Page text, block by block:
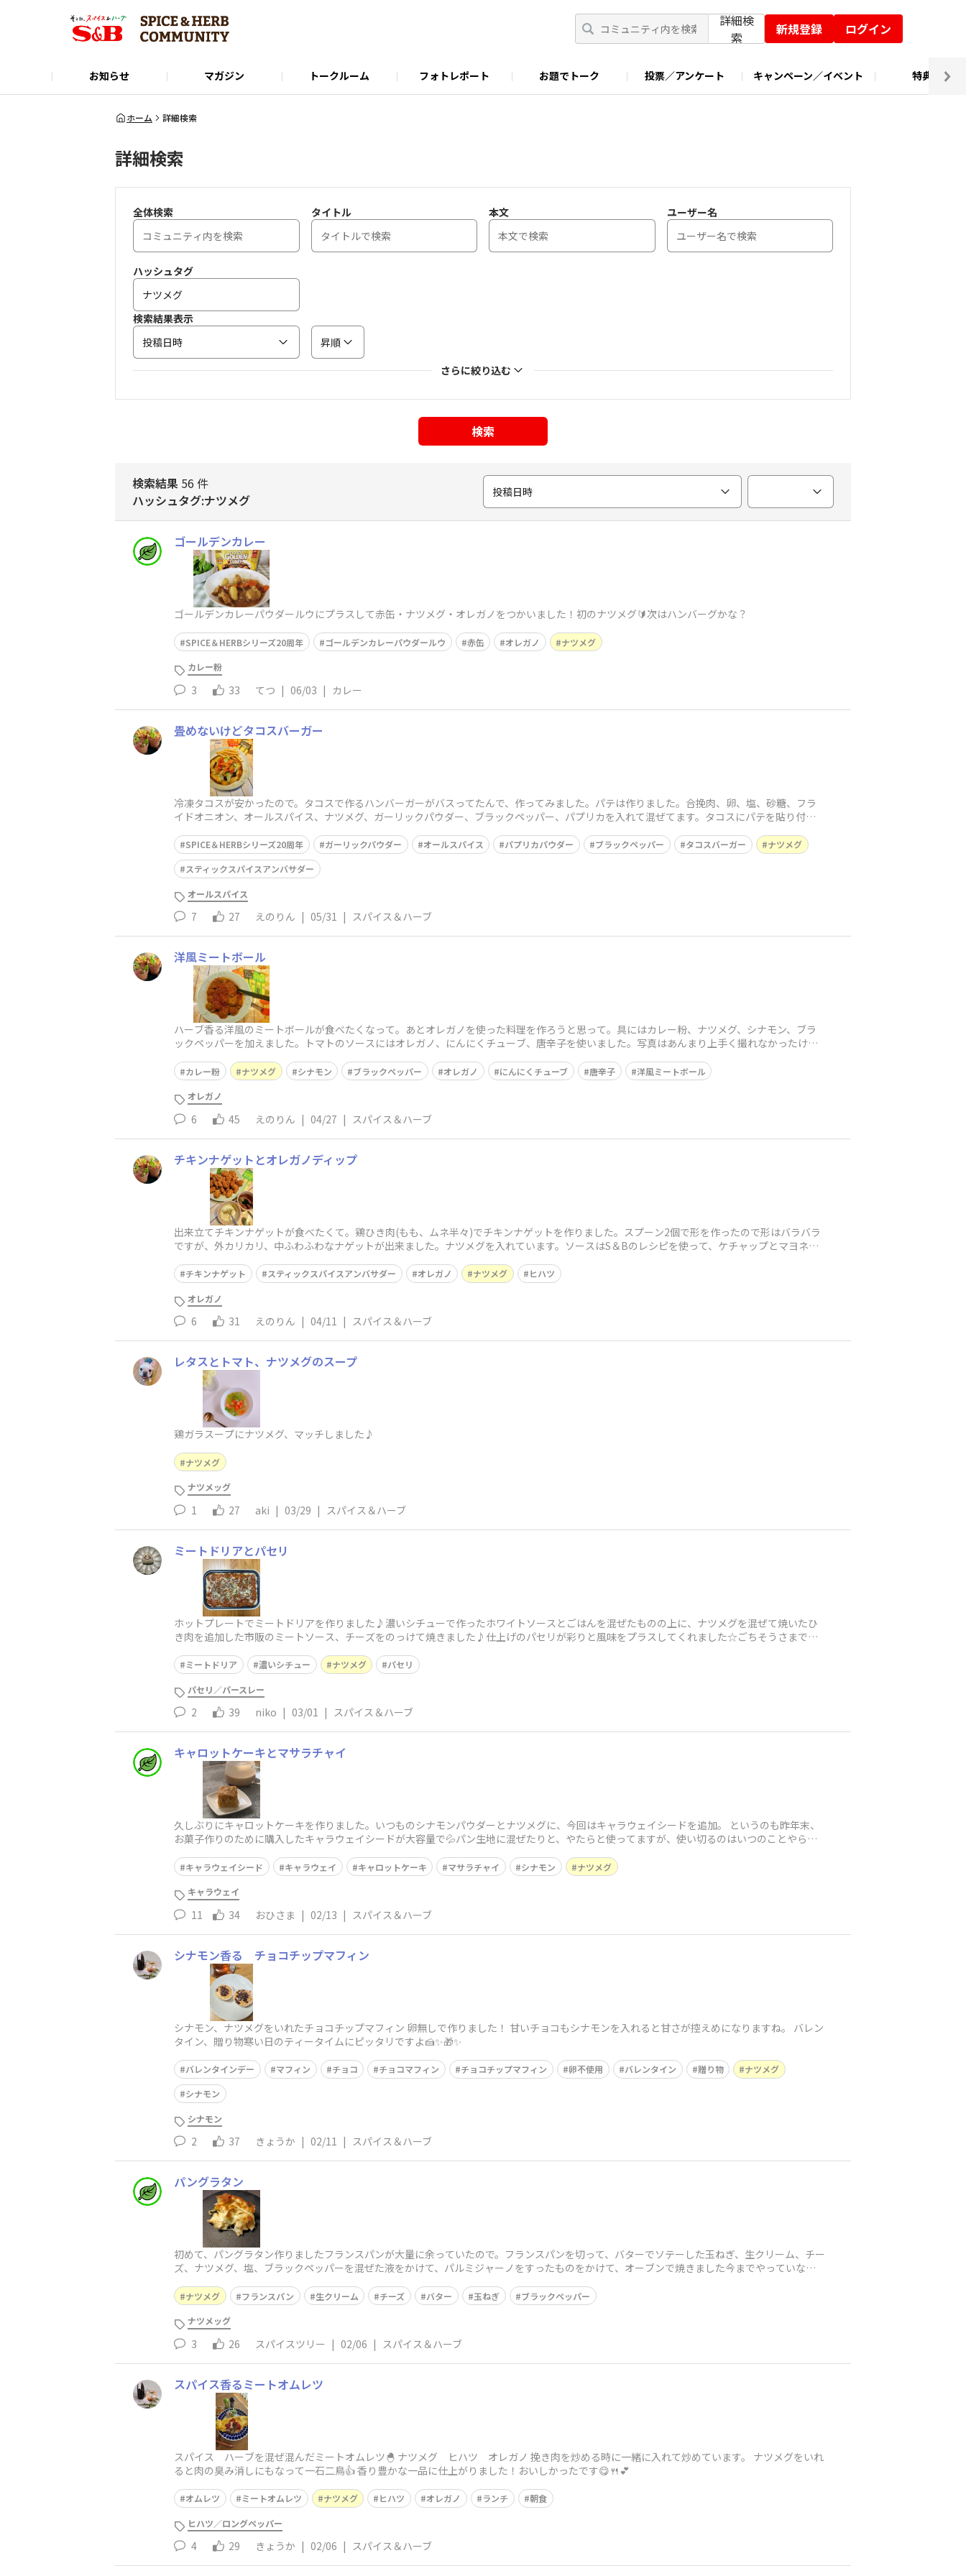
詳細検
索
新規登録 ログイン
お知らせ マガジン トークルーム フォトレポート お題でトーク 投票／アンケート キャンペーン／イベント 特典交換
Instagram X(Twitter)
SPICE&HERB COMMUNITYに関するお問い合わせ
使い方ガイド
ホーム 詳細検索
詳細検索
全体検索 タイトル 本文 ユーザー名
ハッシュタグ
検索結果表示
投稿日時
昇順
さらに絞り込む
検索
検索結果 56 件
ハッシュタグ:ナツメグ
投稿日時
ゴールデンカレー
ゴールデンカレーパウダールウにプラスして赤缶・ナツメグ・オレガノをつかいました！初のナツメグ🔰次はハンバーグかな？
SPICE＆HERBシリーズ20周年 ゴールデンカレーパウダールウ 赤缶 オレガノ ナツメグ
カレー粉
3 33 てつ | 06/03 | カレー
畳めないけどタコスバーガー
冷凍タコスが安かったので。タコスで作るハンバーガーがバスってたんで、作ってみました。パテは作りました。合挽肉、卵、塩、砂糖、フラ
イドオニオン、オールスパイス、ナツメグ、ガーリックパウダー、ブラックペッパー、パプリカを入れて混ぜてます。タコスにパテを貼り付け
SPICE＆HERBシリーズ20周年 ガーリックパウダー オールスパイス パプリカパウダー ブラックペッパー タコスバーガー
ナツメグ
スティックスパイスアンバサダー
オールスパイス
7 27 えのりん | 05/31 | スパイス＆ハーブ
洋風ミートボール
ハーブ香る洋風のミートボールが食べたくなって。あとオレガノを使った料理を作ろうと思って。具にはカレー粉、ナツメグ、シナモン、ブラ
ックペッパーを加えました。トマトのソースにはオレガノ、にんにくチューブ、唐辛子を使いました。写真はあんまり上手く撮れなかったけ
カレー粉 ナツメグ シナモン ブラックペッパー オレガノ にんにくチューブ 唐辛子 洋風ミートボール
オレガノ
6 45 えのりん | 04/27 | スパイス＆ハーブ
チキンナゲットとオレガノディップ
出来立てチキンナゲットが食べたくて。鶏ひき肉(もも、ムネ半々)でチキンナゲットを作りました。スプーン2個で形を作ったので形はバラバラ
ですが、外カリカリ、中ふわふわなナゲットが出来ました。ナツメグを入れています。ソースはS＆Bのレシピを使って、ケチャップとマヨネー
チキンナゲット スティックスパイスアンバサダー オレガノ ナツメグ ヒハツ
オレガノ
6 31 えのりん | 04/11 | スパイス＆ハーブ
レタスとトマト、ナツメグのスープ
鶏ガラスープにナツメグ、マッチしました♪
ナツメグ
ナツメッグ
1 27 aki | 03/29 | スパイス＆ハーブ
ミートドリアとパセリ
ホットプレートでミートドリアを作りました♪濃いシチューで作ったホワイトソースとごはんを混ぜたものの上に、ナツメグを混ぜて焼いたひ
き肉を追加した市販のミートソース、チーズをのっけて焼きました♪仕上げのパセリが彩りと風味をプラスしてくれました☆ごちそうさまでし
ミートドリア 濃いシチュー ナツメグ パセリ
パセリ／パースレー
2 39 niko | 03/01 | スパイス＆ハーブ
キャロットケーキとマサラチャイ
久しぶりにキャロットケーキを作りました。いつものシナモンパウダーとナツメグに、今回はキャラウェイシードを追加。 というのも昨年末、
お菓子作りのために購入したキャラウェイシードが大容量で💦パン生地に混ぜたりと、やたらと使ってますが、使い切るのはいつのことやら
キャラウェイシード キャラウェイ キャロットケーキ マサラチャイ シナモン ナツメグ
キャラウェイ
11 34 おひさま | 02/13 | スパイス＆ハーブ
シナモン香る チョコチップマフィン
シナモン、ナツメグをいれたチョコチップマフィン 卵無しで作りました！ 甘いチョコもシナモンを入れると甘さが控えめになりますね。 バレン
タイン、贈り物寒い日のティータイムにピッタリですよ🍰✨🎁✨
バレンタインデー マフィン チョコ チョコマフィン チョコチップマフィン 卵不使用 バレンタイン 贈り物
ナツメグ
シナモン
シナモン
2 37 きょうか | 02/11 | スパイス＆ハーブ
パングラタン
初めて、パングラタン作りましたフランスパンが大量に余っていたので。フランスパンを切って、バターでソテーした玉ねぎ、生クリーム、チー
ズ、ナツメグ、塩、ブラックペッパーを混ぜた液をかけて、パルミジャーノをすったものをかけて、オーブンで焼きました今までやっていなか
ナツメグ フランスパン 生クリーム チーズ バター 玉ねぎ ブラックペッパー
ナツメッグ
3 26 スパイスツリー | 02/06 | スパイス＆ハーブ
スパイス香るミートオムレツ
スパイス ハーブを混ぜ混んだミートオムレツ🐣 ナツメグ ヒハツ オレガノ 挽き肉を炒める時に一緒に入れて炒めています。 ナツメグをいれ
ると肉の臭み消しにもなって一石二鳥👍 香り豊かな一品に仕上がりました！おいしかったです😋🍴💕
オムレツ ミートオムレツ ナツメグ ヒハツ オレガノ ランチ 朝食
ヒハツ／ロングペッパー
4 29 きょうか | 02/06 | スパイス＆ハーブ